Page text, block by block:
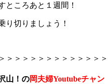
ところあと１週間！
り切りましょう！
＞＞＞＞＞＞＞＞＞＞＞＞＞
山！の岡夫婦Youtubeチャン